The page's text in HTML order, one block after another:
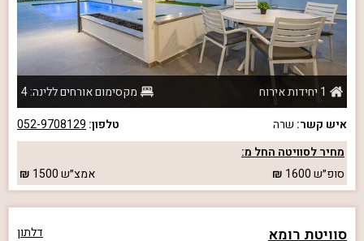
1 יחידות אירוח
מקסימום אורחים ללינה: 4
איש קשר: שרה טלפון: 052-9708129
מחיר לסוויטה החל מ:
סופ״ש1600 אמצ״ש1500
סוויטת רומא דלתון